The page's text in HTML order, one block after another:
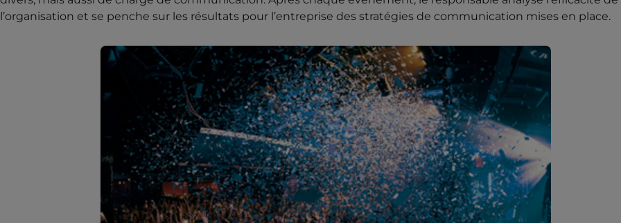
l’organisation et se penche sur les résultats pour l’entreprise des stratégies de communication mises en place.